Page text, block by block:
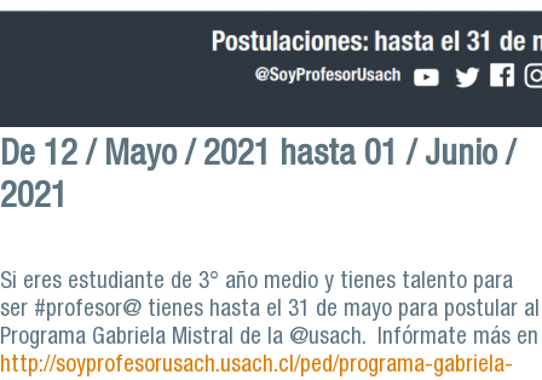
De 12 / Mayo / 2021 hasta 01 / Junio /
2021
Si eres estudiante de 3° año medio y tienes talento para
ser #profesor@ tienes hasta el 31 de mayo para postular al
Programa Gabriela Mistral de la @usach. Infórmate más en
http://soyprofesorusach.usach.cl/ped/programa-gabriela-